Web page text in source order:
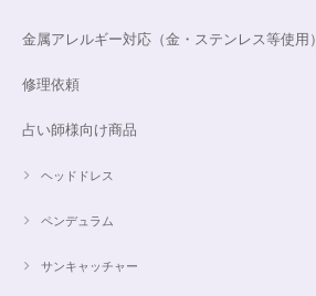
金属アレルギー対応（金・ステンレス等使用）
修理依頼
占い師様向け商品
ヘッドドレス
ペンデュラム
サンキャッチャー